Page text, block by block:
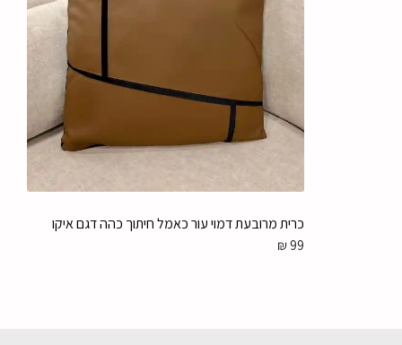
כרית מרובעת דמוי עור כאמל חיתוך כהה דגם איקו
₪99